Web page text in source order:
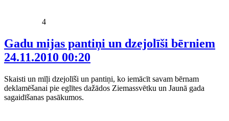
4
Gadu mijas pantiņi un dzejolīši bērniem
24.11.2010 00:20
Skaisti un mīļi dzejolīši un pantiņi, ko iemācīt savam bērnam
deklamēšanai pie eglītes dažādos Ziemassvētku un Jaunā gada
sagaidīšanas pasākumos.